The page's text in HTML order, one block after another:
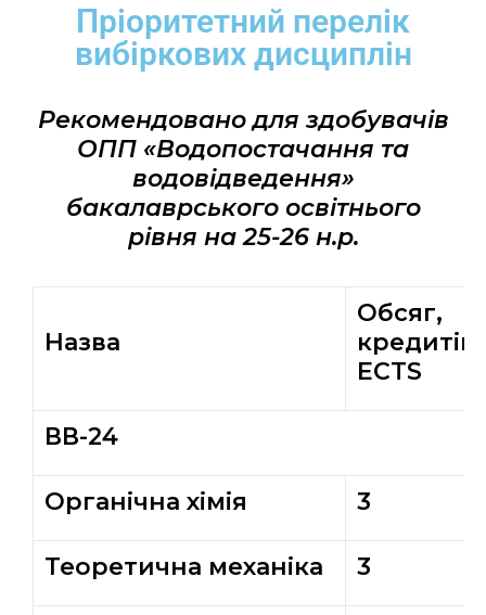
Пріоритетний перелік
вибіркових дисциплін
Рекомендовано для здобувачів
ОПП «Водопостачання та
водовідведення»
бакалаврського освітнього
рівня на 25-26 н.р.
Назва
Обсяг,
кредитів
ECTS
ВВ-24
Органічна хімія 3
Теоретична механіка 3